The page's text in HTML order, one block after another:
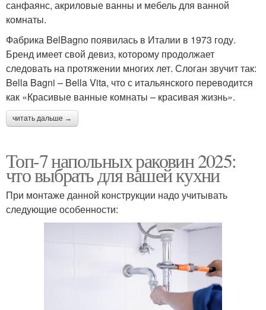
санфаянс, акриловые ванны и мебель для ванной
комнаты.
Фабрика BelBagno появилась в Италии в 1973 году.
Бренд имеет свой девиз, которому продолжает
следовать на протяжении многих лет. Слоган звучит так:
Bella Bagni – Bella Vita, что с итальянского переводится
как «Красивые ванные комнаты – красивая жизнь».
читать дальше →
Топ-7 напольных раковин 2025:
что выбрать для вашей кухни
При монтаже данной конструкции надо учитывать
следующие особенности: